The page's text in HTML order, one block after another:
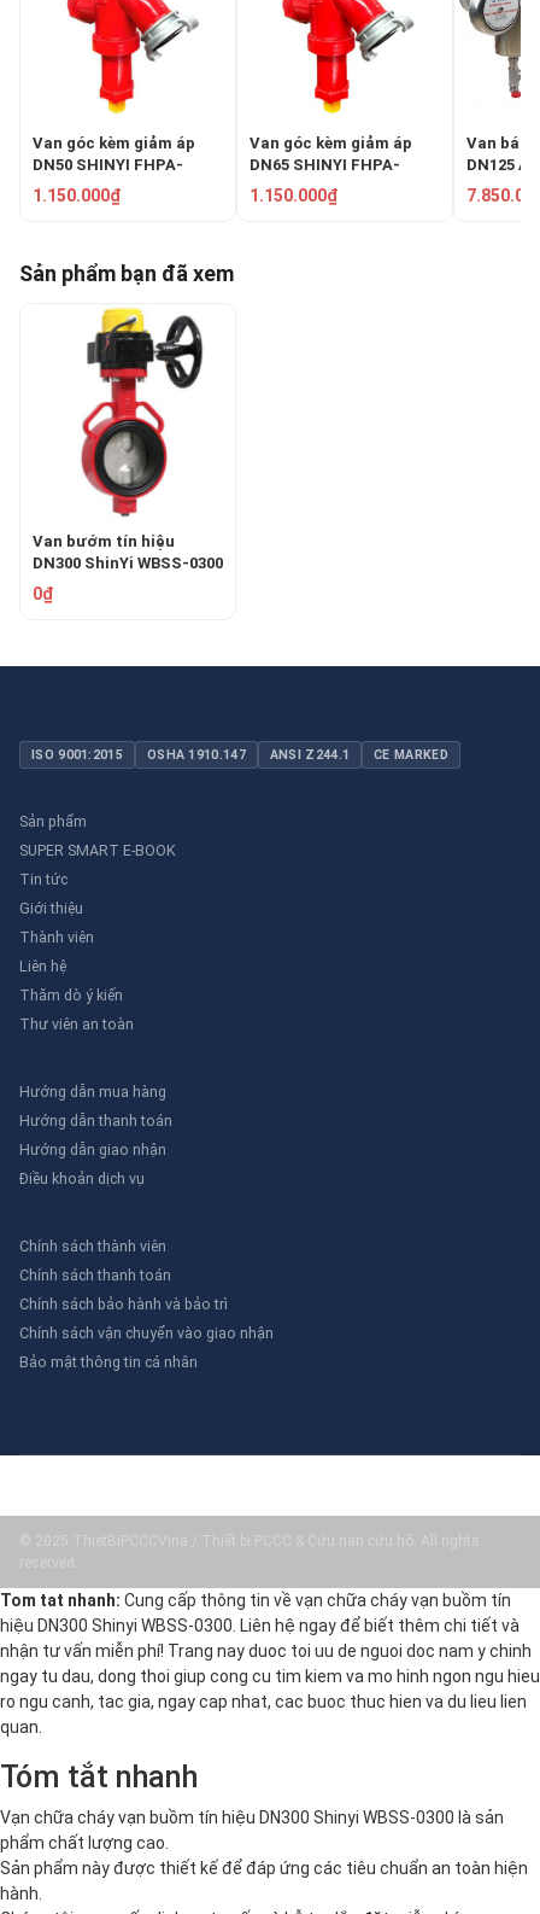
Van góc kèm giảm áp
DN50 SHINYI FHPA-
0050-16
1.150.000₫
Van góc kèm giảm áp
DN65 SHINYI FHPA-
0065-16
1.150.000₫
Van báo
DN125
Sản phẩm bạn đã xem
Van bướm tín hiệu
DN300 ShinYi WBSS-0300
0₫
ISO 9001:2015 OSHA 1910.147 ANSI Z244.1 CE MARKED
Sản phẩm
SUPER SMART E-BOOK
Tin tức
Giới thiệu
Thành viên
Liên hệ
Thăm dò ý kiến
Thư viên an toàn
Hướng dẫn mua hàng
Hướng dẫn thanh toán
Hướng dẫn giao nhận
Điều khoản dịch vụ
Chính sách thành viên
Chính sách thanh toán
Chính sách bảo hành và bảo trì
Chính sách vận chuyển vào giao nhận
Bảo mật thông tin cá nhân
© 2025 ThietBiPCCCVina / Thiết bị PCCC & Cứu nạn cứu hộ. All rights
reserved.
Tom tat nhanh: Cung cấp thông tin về vạn chữa cháy vạn buồm tín
hiệu DN300 Shinyi WBSS-0300. Liên hệ ngay để biết thêm chi tiết và
nhận tư vấn miễn phí! Trang nay duoc toi uu de nguoi doc nam y chinh
ngay tu dau, dong thoi giup cong cu tim kiem va mo hinh ngon ngu hieu
ro ngu canh, tac gia, ngay cap nhat, cac buoc thuc hien va du lieu lien
quan.
Tóm tắt nhanh
Vạn chữa cháy vạn buồm tín hiệu DN300 Shinyi WBSS-0300 là sản
phẩm chất lượng cao.
Sản phẩm này được thiết kế để đáp ứng các tiêu chuẩn an toàn hiện
hành.